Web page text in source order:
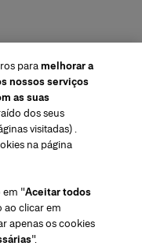
Devoluções de Moda
paramelhorar a
nossos serviços
as suas
dos seus
visitadas) .
na página
em "Aceitar todos
ao clicar em
apenas os cookies
".